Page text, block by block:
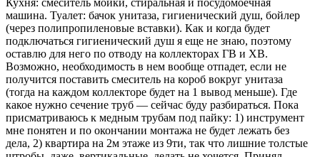
машина. Туалет: бачок унитаза, гигиенический душ, бойлер
(через полипропиленовые вставки). Как и когда будет
подключаться гигиенический душ я еще не знаю, поэтому
оставлю для него по отводу на коллекторах ГВ и ХВ.
Возможно, необходимость в нем вообще отпадет, если не
получится поставить смеситель на короб вокруг унитаза
(тогда на каждом коллекторе будет на 1 вывод меньше). Где
какое нужно сечение труб — сейчас буду разбираться. Пока
присматриваюсь к медным трубам под пайку: 1) инструмент
мне понятен и по окончании монтажа не будет лежать без
дела, 2) квартира на 2м этаже из 9ти, так что лишние толстые